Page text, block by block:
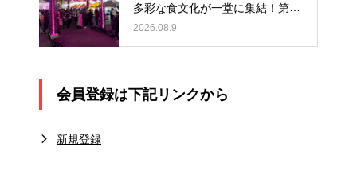
多彩な食文化が一堂に集結！第5
回『川崎夜市』を開催します！
2026.08.9
会員登録は下記リンクから
新規登録